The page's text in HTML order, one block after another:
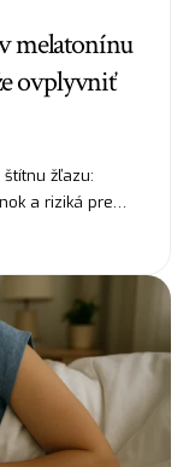
melatonínu
ovplyvniť
žľazu:
a riziká pre…